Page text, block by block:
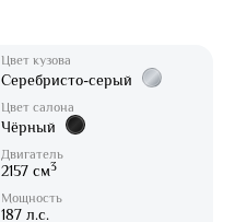
Цвет кузова
Серебристо-серый
Цвет салона
Чёрный
Двигатель
2157 см3
Мощность
187 л.с.